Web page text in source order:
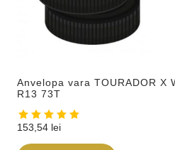
Anvelopa vara TOURADOR X
R13 73T
153,54 lei